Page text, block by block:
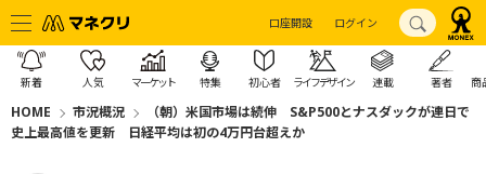
口座開設 ログイン
新着 人気 マーケット 特集 初心者 ライフデザイン 連載 著者 商
HOME 市況概況
（朝）米国市場は続伸 S&P500とナスダックが連日で
史上最高値を更新 日経平均は初の4万円台超えか